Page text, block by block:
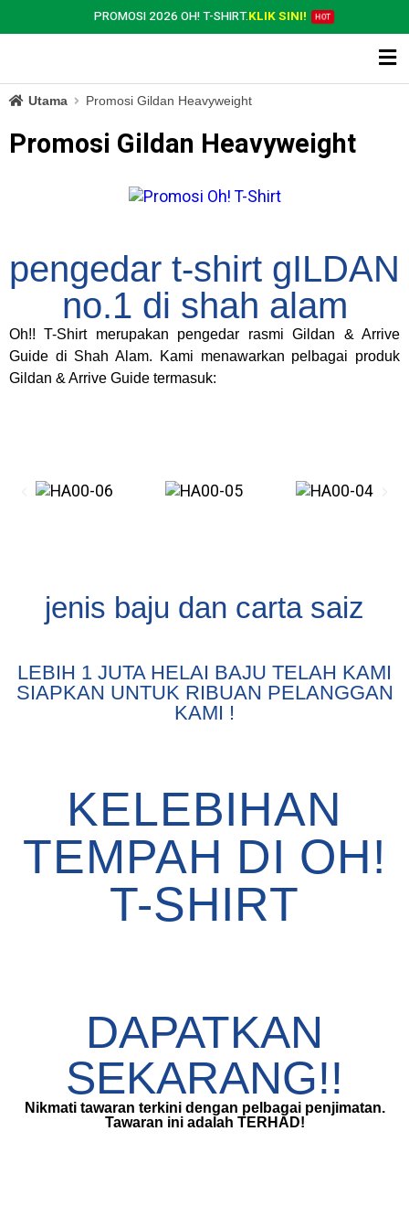
PROMOSI 2026 OH! T-SHIRT.KLIK SINI! HOT
Utama Promosi Gildan Heavyweight
Promosi Gildan Heavyweight
pengedar t-shirt gILDAN
no.1 di shah alam
Oh!! T-Shirt merupakan pengedar rasmi Gildan & Arrive
Guide di Shah Alam.
Kami menawarkan pelbagai produk
Gildan & Arrive Guide termasuk:
jenis baju dan carta saiz
LEBIH 1 JUTA HELAI BAJU TELAH KAMI
SIAPKAN UNTUK RIBUAN PELANGGAN
KAMI !
KELEBIHAN
TEMPAH DI OH!
T-SHIRT
DAPATKAN
SEKARANG!!
Nikmati tawaran terkini dengan pelbagai penjimatan.
Tawaran ini adalah TERHAD!